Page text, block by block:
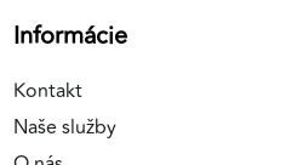
Informácie
Kontakt
Naše služby